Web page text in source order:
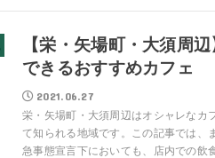
【栄・矢場町・大須周
できるおすすめカフェ
2021.06.27
栄・矢場町・大須周辺はオシャレなカ
て知られる地域です。この記事では、
急事態宣言下においても、店内での飲